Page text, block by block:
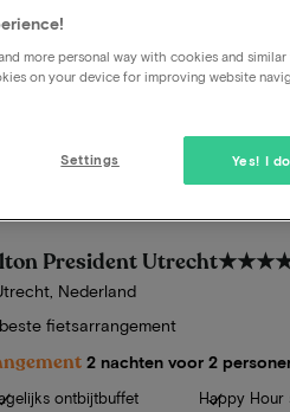
President Utrecht
Nederland
fietsarrangement
2 nachten voor 2
ontbijtbuffet
Happy Hour
more personal way with cookies and
on your device for improving website
Yes! I
Settings